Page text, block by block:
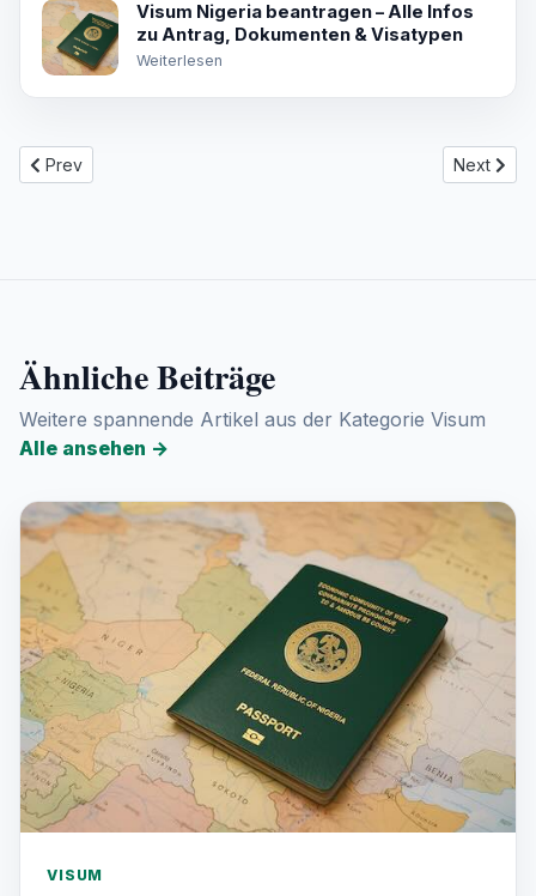
Visum Nigeria beantragen – Alle Infos
zu Antrag, Dokumenten & Visatypen
Weiterlesen
Previous article: Visum Kenia – Dein umfassender Guide zur
Prev Next
Next
Ähnliche Beiträge
Weitere spannende Artikel aus der Kategorie Visum
Alle ansehen →
VISUM